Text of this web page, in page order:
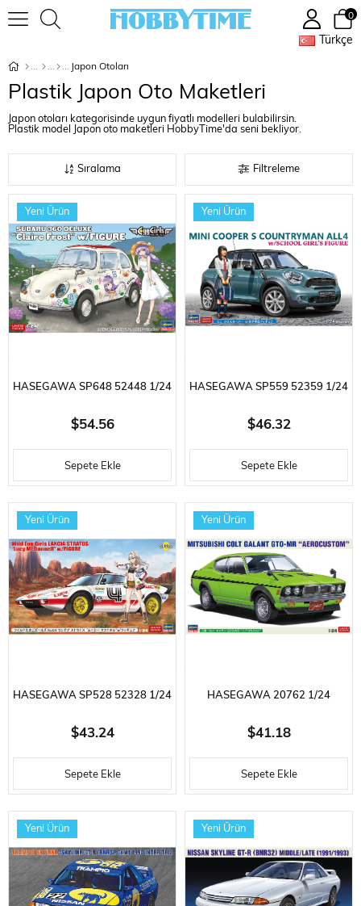
Türkçe
0
Japon Otoları
Plastik Japon Oto Maketleri
Japon otoları kategorisinde uygun fiyatlı modelleri bulabilirsin.
Plastik model Japon oto maketleri HobbyTime'da seni bekliyor.
Filtreleme
Sıralama
HASEGAWA SP648 52448 1/24
ÖLÇEK, SUBARU 360 DELUXE
(CLAIRE FROST) VE EGG GIRLS
FIGÜRÜ, OTOMOBIL PLASTIK
MODEL KITI
$54.56
Sepete Ekle
Yeni Ürün
HASEGAWA SP559 52359 1/24
ÖLÇEK, MINI COOPER S
COUNTRYMAN 4WD VE KIZ
ÖĞRENCI FIGÜRÜ, OTOMOBIL
PLASTIK MODEL KITI
$46.32
Sepete Ekle
Yeni Ürün
HASEGAWA SP528 52328 1/24
ÖLÇEK, LANCIA STRATOS
(LUCY MCDONNELL) VE EGG
GIRL FIGÜRÜ, YARIŞ ARACI
PLASTIK MODEL KITI
$43.24
Sepete Ekle
Yeni Ürün
HASEGAWA 20762 1/24
ÖLÇEK, MITSUBISHI COLT
GALANT GTO-MR
AEROCUSTOM, OTOMOBIL
PLASTIK MODEL KITI
$41.18
Sepete Ekle
Yeni Ürün
Yeni Ürün Yeni Ürün